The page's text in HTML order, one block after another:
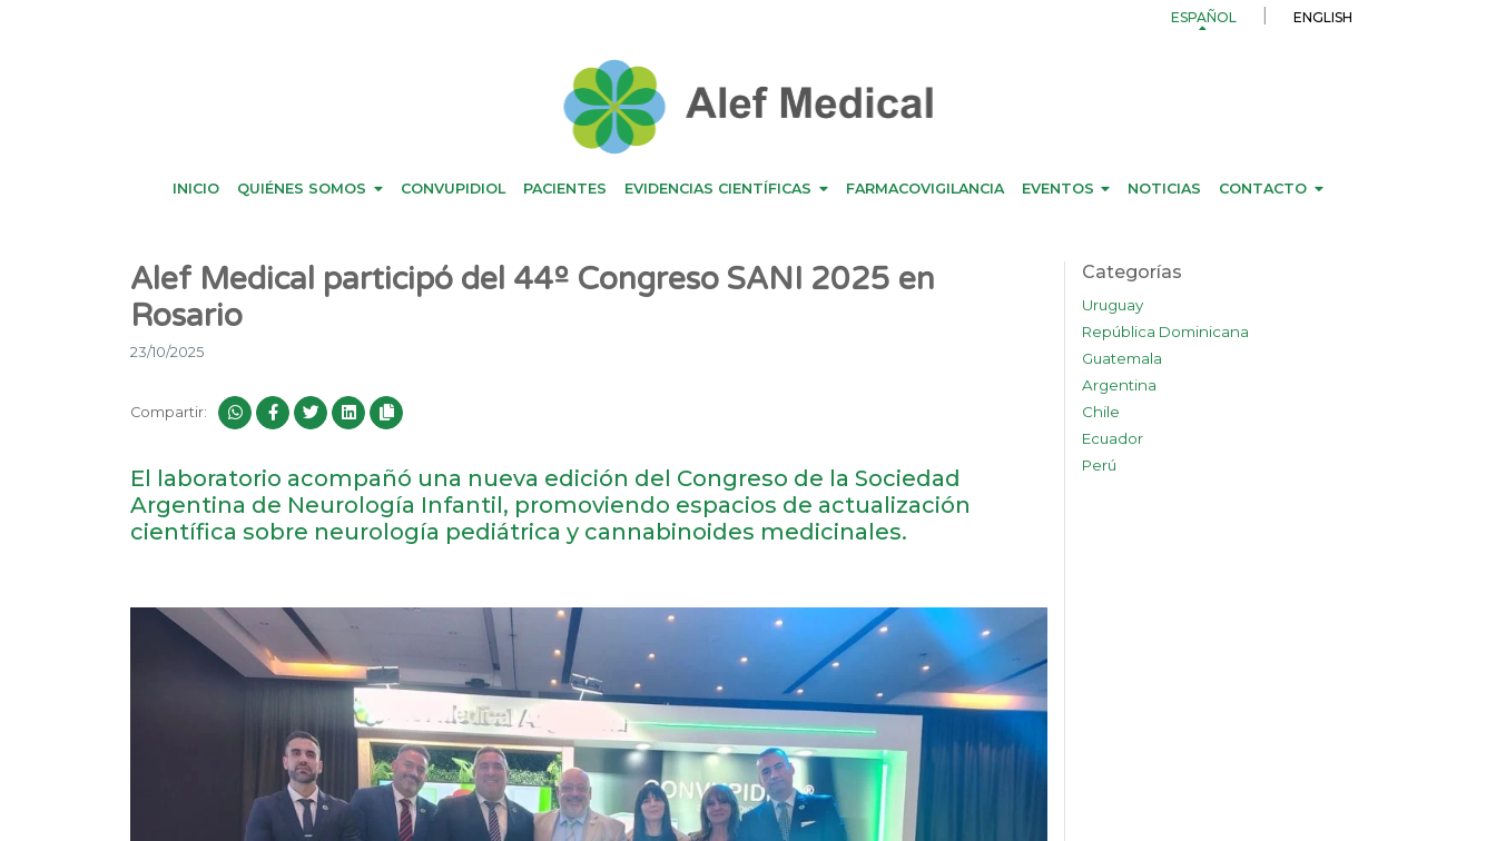
ESPAÑOL ENGLISH
INICIO QUIÉNES SOMOS CONVUPIDIOL PACIENTES EVIDENCIAS CIENTÍFICAS FARMACOVIGILANCIA EVENTOS NOTICIAS CONTACTO
Alef Medical participó del 44º Congreso SANI 2025 en
Rosario
23/10/2025
Compartir:
El laboratorio acompañó una nueva edición del Congreso de la Sociedad
Argentina de Neurología Infantil, promoviendo espacios de actualización
científica sobre neurología pediátrica y cannabinoides medicinales.
Categorías
Uruguay
República Dominicana
Guatemala
Argentina
Chile
Ecuador
Perú